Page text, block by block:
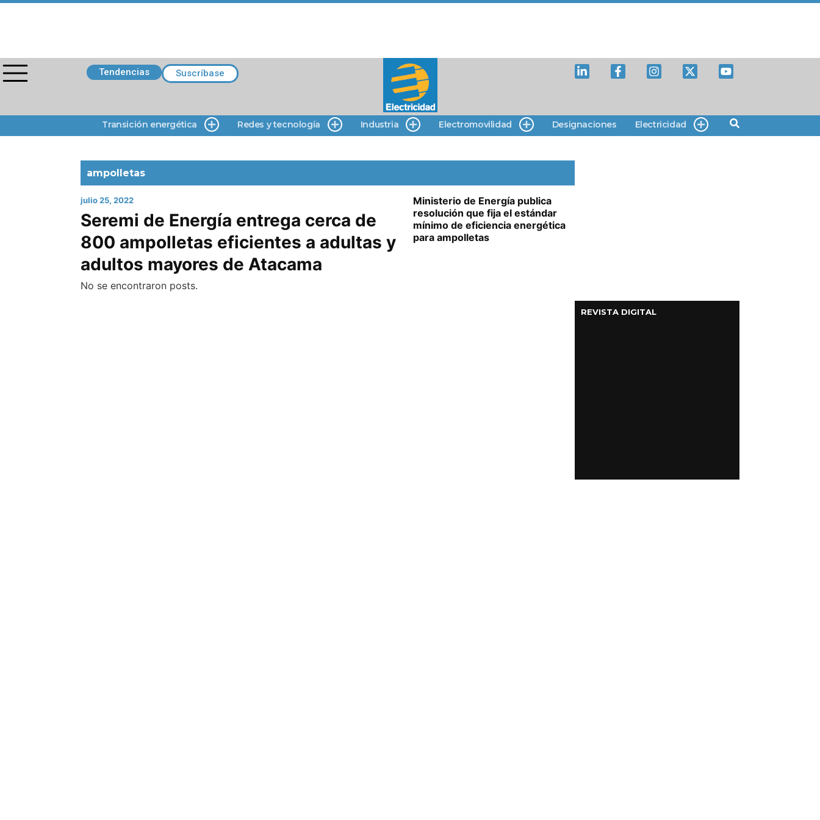
Tendencias Suscríbase
Transición energética Redes y tecnología Industria Electromovilidad Designaciones Electricidad
ampolletas
julio 25, 2022
Seremi de Energía entrega cerca de
800 ampolletas eficientes a adultas y
adultos mayores de Atacama
Ministerio de Energía publica
resolución que fija el estándar
mínimo de eficiencia energética
para ampolletas
No se encontraron posts.
REVISTA DIGITAL